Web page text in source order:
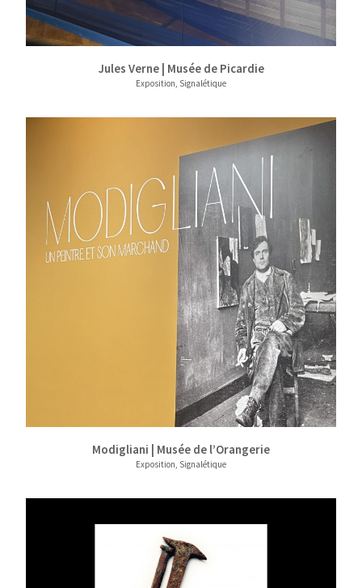
Jules Verne | Musée de Picardie
Exposition, Signalétique
Modigliani | Musée de l’Orangerie
Exposition, Signalétique